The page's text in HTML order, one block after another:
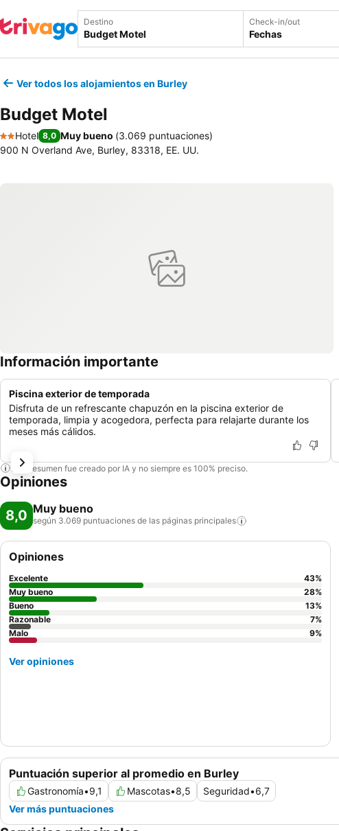
Destino Check-in/out
Fechas
Ver todos los alojamientos en Burley
Budget Motel
2 Estrellas
Hotel 8,0 Muy bueno (3.069 puntuaciones)
900 N Overland Ave, Burley, 83318, EE. UU.
Información importante
Piscina exterior de temporada
Disfruta de un refrescante chapuzón en la piscina exterior de
temporada, limpia y acogedora, perfecta para relajarte durante los
meses más cálidos.
Este resumen fue creado por IA y no siempre es 100% preciso.
Opiniones
8,0 Muy bueno
según 3.069 puntuaciones de las páginas principales
Puntuación superior al promedio en Burley
Gastronomía•9,1 Mascotas•8,5 Seguridad•6,7
Ver más puntuaciones
Opiniones
Excelente 43%
Muy bueno
28%
Bueno
13%
Razonable
7%
Malo
9%
Ver opiniones